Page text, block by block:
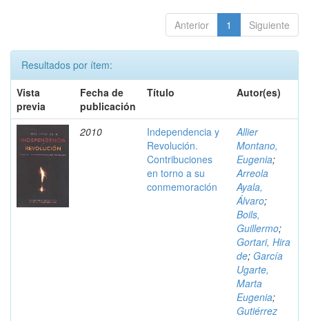
Anterior 1 Siguiente
Resultados por ítem:
Vista
previa
Fecha de
publicación
Título Autor(es)
2010
Independencia y
Revolución.
Contribuciones
en torno a su
conmemoración
Allier
Montano,
Eugenia;
Arreola
Ayala,
Álvaro;
Boils,
Guillermo;
Gortari, Hira
de; García
Ugarte,
Marta
Eugenia;
Gutiérrez